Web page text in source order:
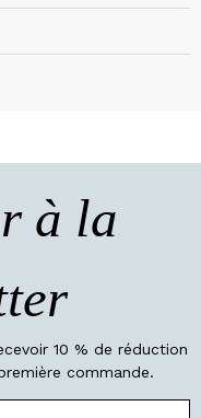
à la
10 % de réduction
commande.